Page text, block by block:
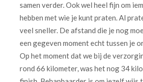
samen verder. Ook wel heel fijn om
hebben met wie je kunt praten. Al
veel sneller. De afstand die je nog
een gegeven moment echt tussen je
Op het moment dat we bij de
rond 66 kilometer, was het nog 34